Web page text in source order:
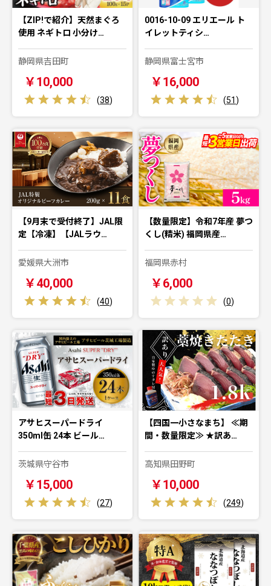
【ZIP!で紹介】天然まぐろ
使用 ネギトロ 小分け…
静岡県吉田町
￥10,000
(38)
0016-10-09 エリエール ト
イレットティシ…
静岡県富士宮市
￥16,000
(51)
【9月末で受付終了】JAL限
定【冷凍】【JALラウ…
愛媛県大洲市
￥40,000
(40)
【数量限定】令和7年産 夢つ
くし(精米) 福岡県産…
福岡県赤村
￥6,000
(0)
アサヒスーパードライ
350ml缶 24本 ビール…
茨城県守谷市
￥15,000
(27)
【四国一小さなまち】 ≪期
間・数量限定≫ ★訳あ…
高知県田野町
￥10,000
(249)